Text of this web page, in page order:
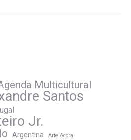
Multicultural
Santos
Jr.
Argentina Arte Agora